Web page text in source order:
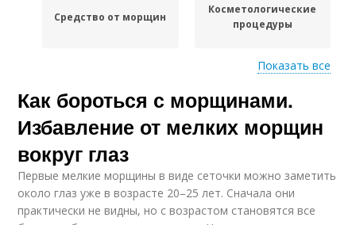
Средство от морщин
Косметологические
процедуры
Морщины на лбу Морщины на лице
Показать все
Как бороться с морщинами.
Избавление от мелких морщин
вокруг глаз
Первые мелкие морщины в виде сеточки можно заметить
около глаз уже в возрасте 20–25 лет. Сначала они
практически не видны, но с возрастом становятся все